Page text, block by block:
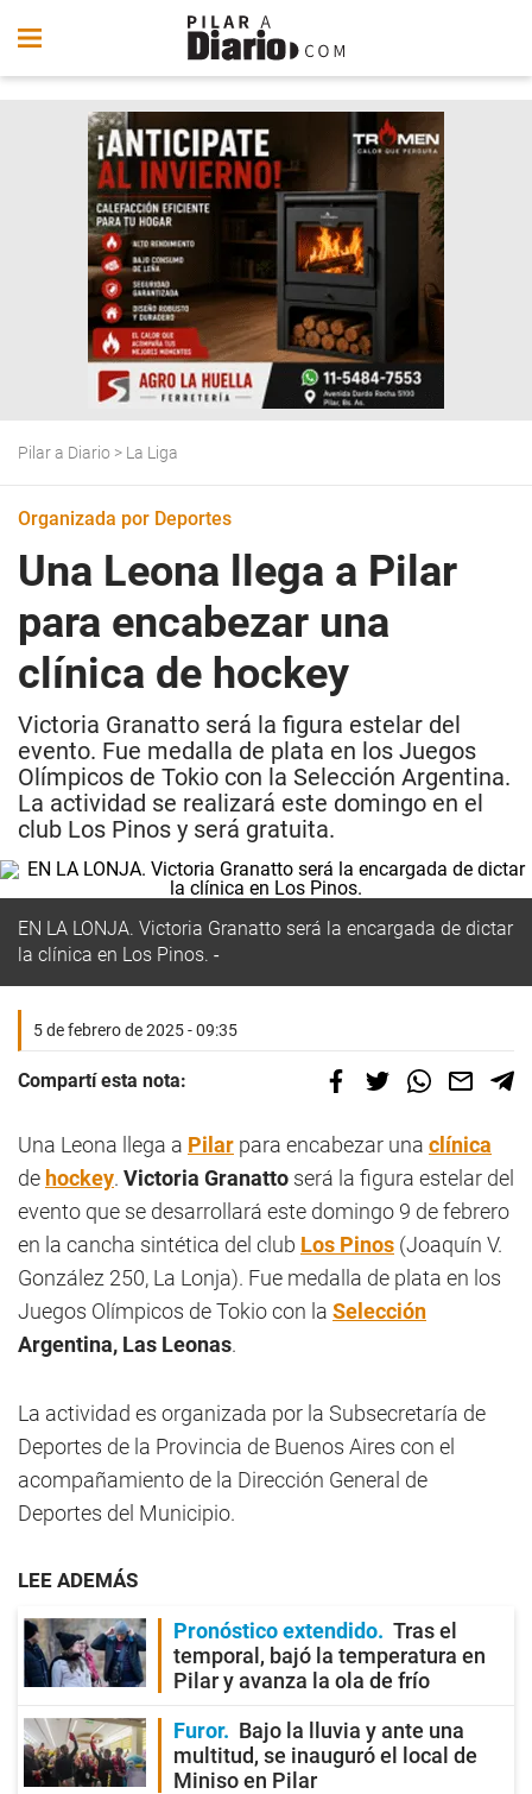
Pilar a Diario > La Liga
Organizada por Deportes
Una Leona llega a Pilar
para encabezar una
clínica de hockey
Victoria Granatto será la figura estelar del
evento. Fue medalla de plata en los Juegos
Olímpicos de Tokio con la Selección Argentina.
La actividad se realizará este domingo en el
club Los Pinos y será gratuita.
EN LA LONJA. Victoria Granatto será la encargada de dictar
la clínica en Los Pinos.
5 de febrero de 2025 - 09:35
Compartí esta nota:
Una Leona llega a Pilar para encabezar una clínica
de hockey. Victoria Granatto será la figura estelar del
evento que se desarrollará este domingo 9 de febrero
en la cancha sintética del club Los Pinos (Joaquín V.
González 250, La Lonja). Fue medalla de plata en los
Juegos Olímpicos de Tokio con la Selección
Argentina, Las Leonas.
La actividad es organizada por la Subsecretaría de
Deportes de la Provincia de Buenos Aires con el
acompañamiento de la Dirección General de
Deportes del Municipio.
LEE ADEMÁS
Pronóstico extendido
Tras el
temporal, bajó la temperatura en
Pilar y avanza la ola de frío
Furor
Bajo la lluvia y ante una
multitud, se inauguró el local de
Miniso en Pilar